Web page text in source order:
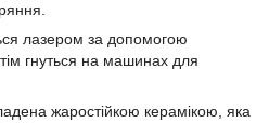
лазером за допомогою
гнуться на машинах для
жаростійкою керамікою, яка